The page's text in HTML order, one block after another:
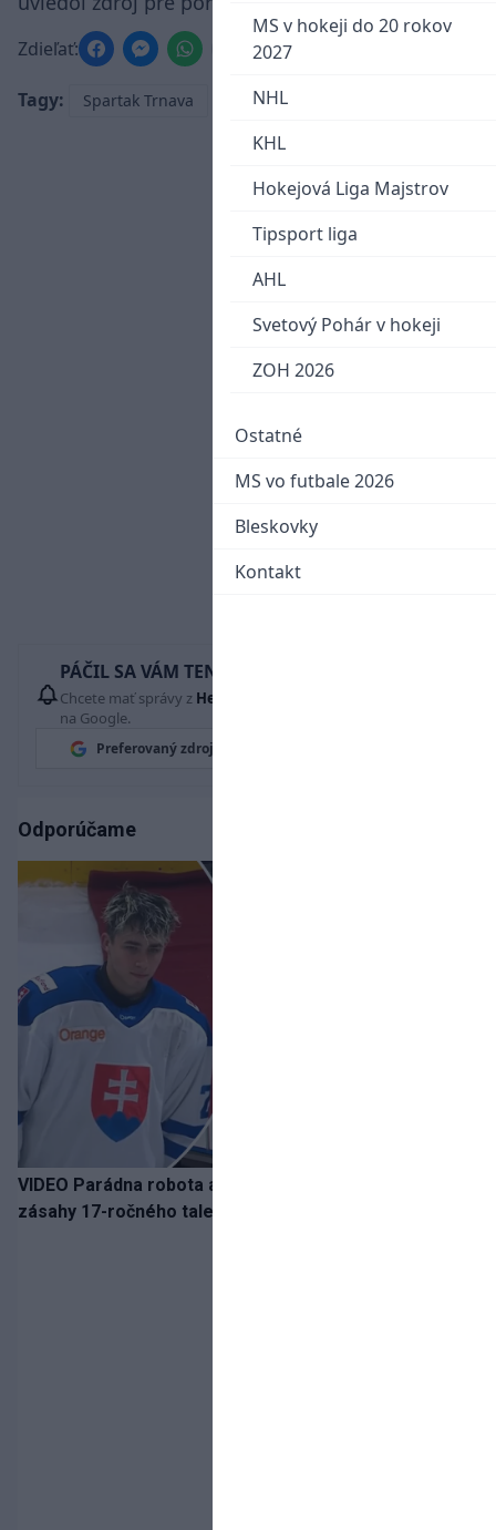
MS v hokeji do 20 rokov
2027
NHL
KHL
Hokejová Liga Majstrov
Tipsport liga
AHL
Svetový Pohár v hokeji
ZOH 2026
Ostatné
MS vo futbale 2026
Bleskovky
Kontakt
Zdieľať:
Tagy: Spartak Trnava Martin Škrtel
PÁČIL SA VÁM TENTO ČLÁNOK?
Chcete mať správy z Hetrik.sk
na Google.
Preferovaný zdroj
Odporúčame
VIDEO Parádna robota a gól v oslabení! Pozrite si oba
zásahy 17-ročného talentu Rychlíka proti USA